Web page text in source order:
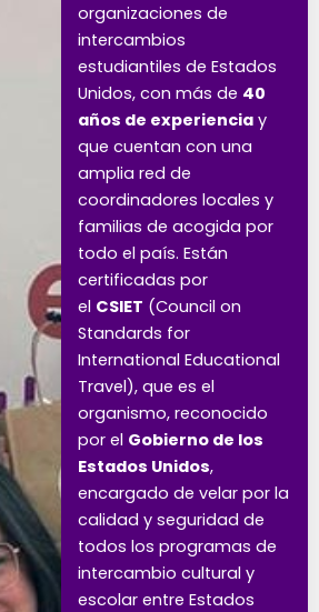
organizaciones de
intercambios
estudiantiles de Estados
Unidos, con más de 40
años de experiencia y
que cuentan con una
amplia red de
coordinadores locales y
familias de acogida por
todo el país. Están
certificadas por
el CSIET (Council on
Standards for
International Educational
Travel), que es el
organismo, reconocido
por el Gobierno de los
Estados Unidos,
encargado de velar por la
calidad y seguridad de
todos los programas de
intercambio cultural y
escolar entre Estados